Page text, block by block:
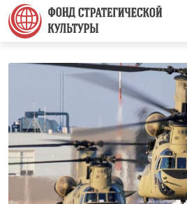
Перейти
основному
содержанию
Основная